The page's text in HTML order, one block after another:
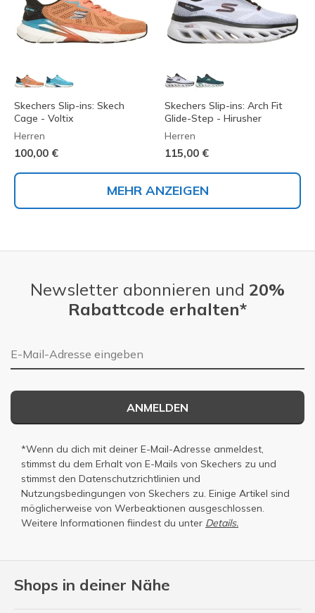
Skechers Slip-ins: Skech
Cage - Voltix
Herren
100,00 €
Skechers Slip-ins: Arch Fit
Glide-Step - Hirusher
Herren
115,00 €
MEHR ANZEIGEN
Shops in deiner Nähe
Newsletter abonnieren und 20%
Rabattcode erhalten*
E-Mail-Adresse
ANMELDEN
*Wenn du dich mit deiner E-Mail-Adresse anmeldest,
stimmst du dem Erhalt von E-Mails von Skechers zu und
stimmst den Datenschutzrichtlinien und
Nutzungsbedingungen von Skechers zu. Einige Artikel sind
möglicherweise von Werbeaktionen ausgeschlossen.
Weitere Informationen fiindest du unter Details.